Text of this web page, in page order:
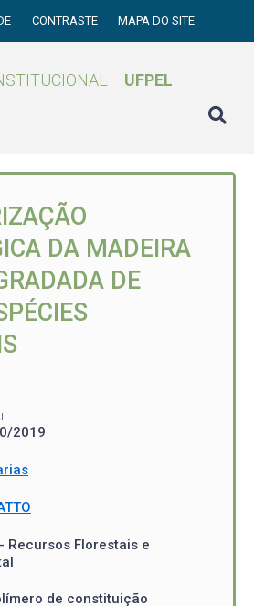
CONTRASTE MAPA DO SITE
UFPEL
DA MADEIRA
DE
2019
Recursos Florestais e
de constituição